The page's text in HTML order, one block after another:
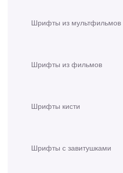
Шрифты из мультфильмов
Шрифты из фильмов
Шрифты кисти
Шрифты с завитушками